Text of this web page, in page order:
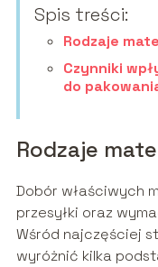
Spis treści:
Rodzaje
Czynniki
do
Rodzaje
Dobór właściwych
przesyłki oraz
Wśród najczęściej
wyróżnić kilka